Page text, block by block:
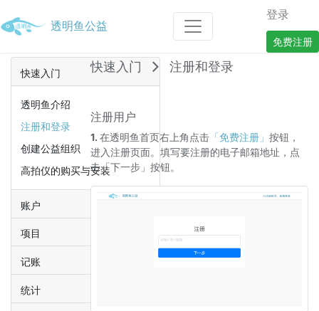
透明鱼公益
登录
免费注册
快速入门
透明鱼介绍
注册和登录
创建公益组织
高拍仪的购买与安装
账户
项目
记账
统计
快速入门 注册和登录
注册用户
1. 在透明鱼首页右上角点击 「免费注册」 按钮，
进入注册页面。填写要注册的电子邮箱地址，点
击「下一步」按钮。